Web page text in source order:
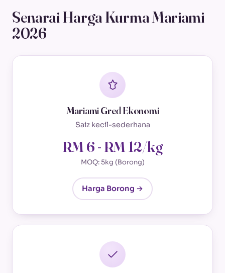
Senarai Harga Kurma Mariami
2026
Mariami Gred Ekonomi
Saiz kecil-sederhana
RM 6 - RM 12/kg
MOQ: 5kg (Borong)
Harga Borong →